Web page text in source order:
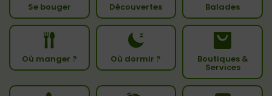
Se bouger Découvertes Balades
Où manger ? Où dormir ? Boutiques &
Services